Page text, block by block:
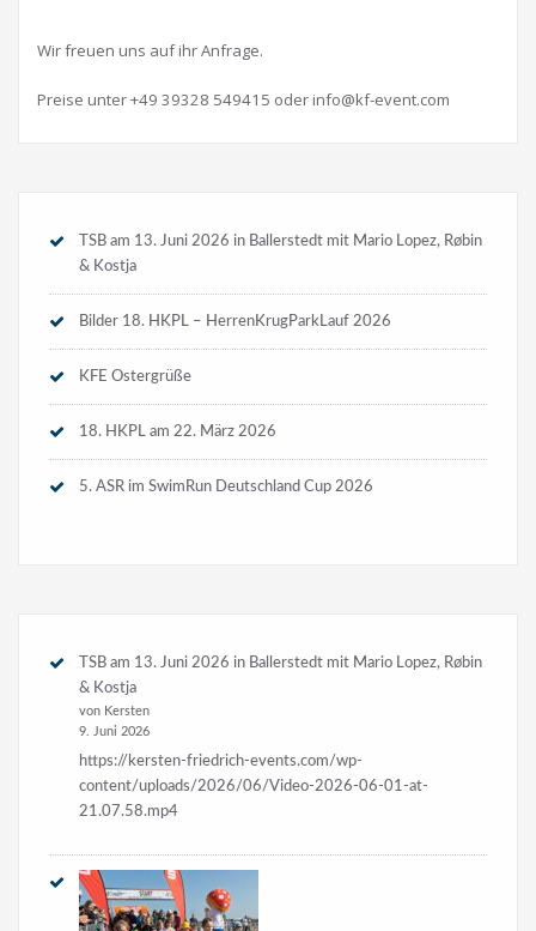
Wir freuen uns auf ihr Anfrage.
Preise unter +49 39328 549415 oder info@kf-event.com
TSB am 13. Juni 2026 in Ballerstedt mit Mario Lopez, Røbin
& Kostja
Bilder 18. HKPL – HerrenKrugParkLauf 2026
KFE Ostergrüße
18. HKPL am 22. März 2026
5. ASR im SwimRun Deutschland Cup 2026
TSB am 13. Juni 2026 in Ballerstedt mit Mario Lopez, Røbin
& Kostja
von Kersten
9. Juni 2026
https://kersten-friedrich-events.com/wp-
content/uploads/2026/06/Video-2026-06-01-at-
21.07.58.mp4